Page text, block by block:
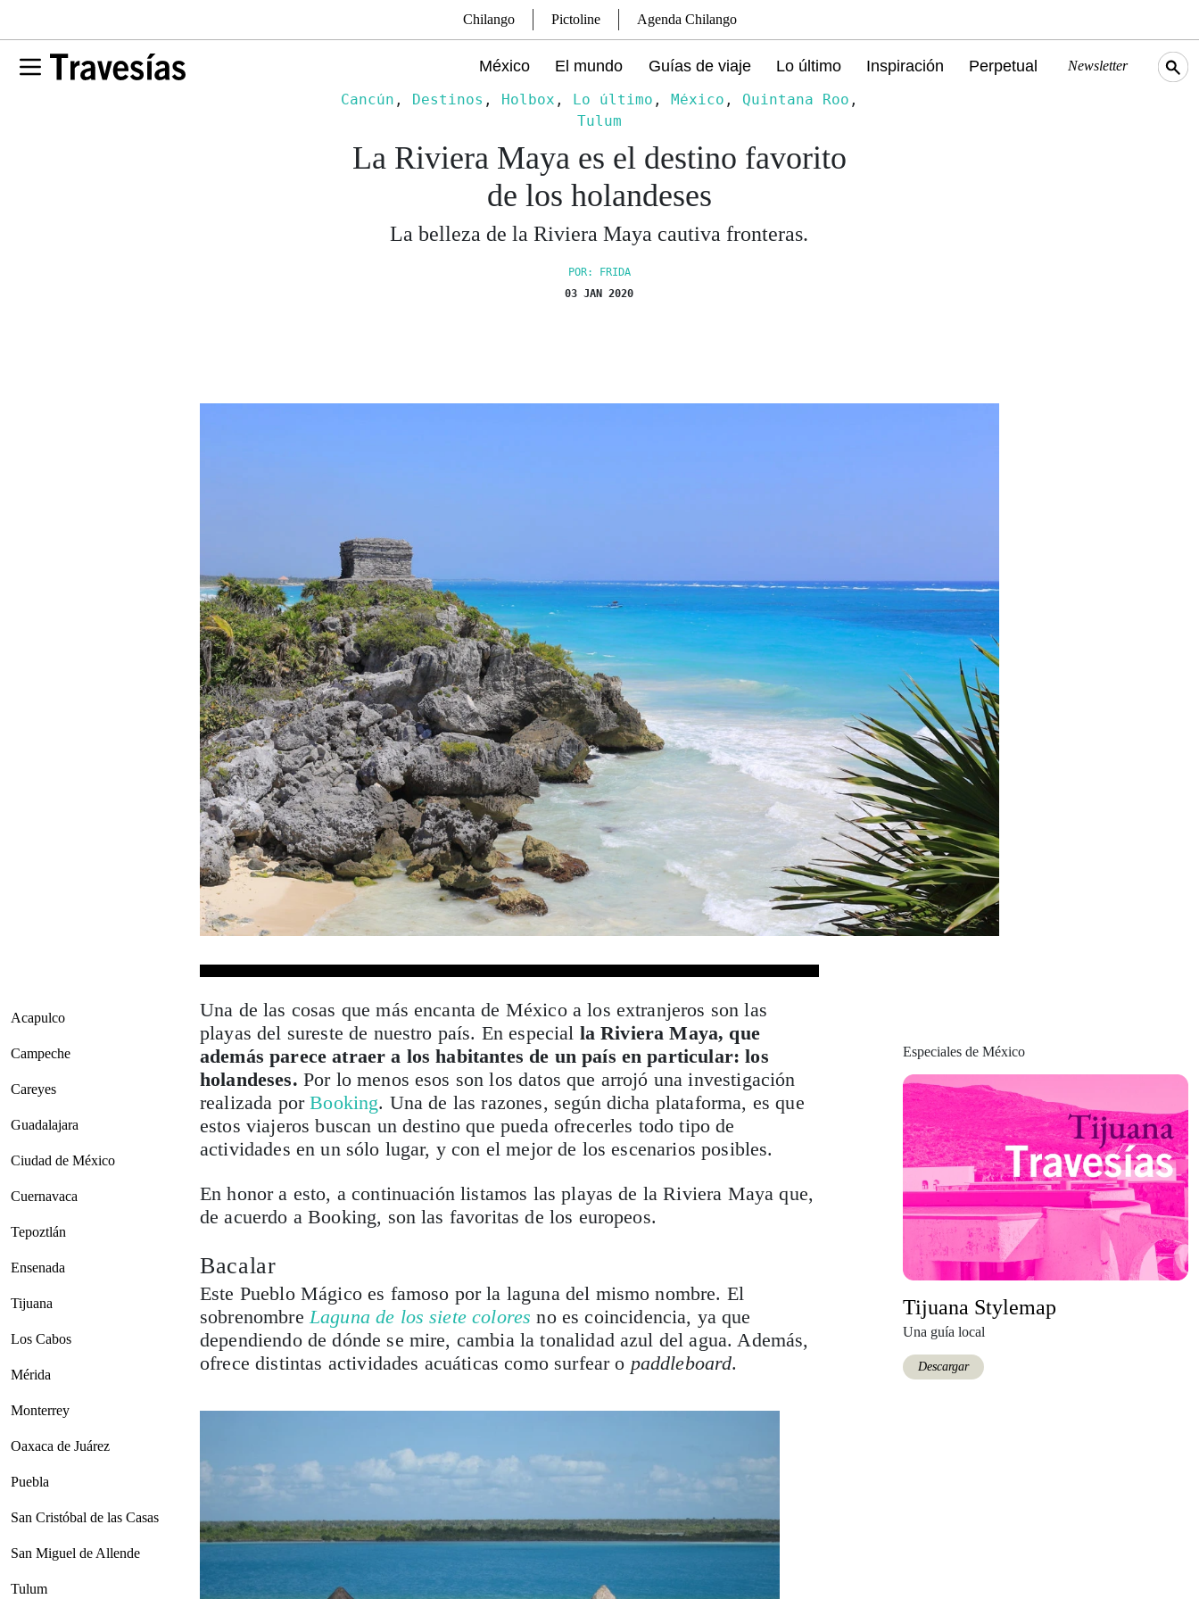
Chilango Pictoline Agenda Chilango
México El mundo Guías de viaje Lo último Inspiración Perpetual Newsletter
Cancún , Destinos , Holbox , Lo último , México , Quintana Roo ,
Tulum
La Riviera Maya es el destino favorito
de los holandeses
La belleza de la Riviera Maya cautiva fronteras.
POR: FRIDA
03 JAN 2020
Acapulco
Campeche
Careyes
Guadalajara
Ciudad de México
Cuernavaca
Tepoztlán
Ensenada
Tijuana
Los Cabos
Mérida
Monterrey
Oaxaca de Juárez
Puebla
San Cristóbal de las Casas
San Miguel de Allende
Tulum
Una de las cosas que más encanta de México a los extranjeros son las
playas del sureste de nuestro país. En especial la Riviera Maya, que
además parece atraer a los habitantes de un país en particular: los
holandeses. Por lo menos esos son los datos que arrojó una investigación
realizada porBooking. Una de las razones, según dicha plataforma, es que
estos viajeros buscan un destino que pueda ofrecerles todo tipo de
actividades en un sólo lugar, y con el mejor de los escenarios posibles.
En honor a esto, a continuación listamos las playas de la Riviera Maya que,
de acuerdo a Booking, son las favoritas de los europeos.
Bacalar
Este Pueblo Mágico es famoso por la laguna del mismo nombre. El
sobrenombreLaguna de los siete colores no es coincidencia, ya que
dependiendo de dónde se mire, cambia la tonalidad azul del agua. Además,
ofrece distintas actividades acuáticas como surfear o paddleboard.
Especiales de México
Tijuana Stylemap
Una guía local
Descargar